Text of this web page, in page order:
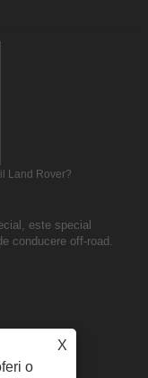
Land Rover?
este special
conducere off-road.
X
o